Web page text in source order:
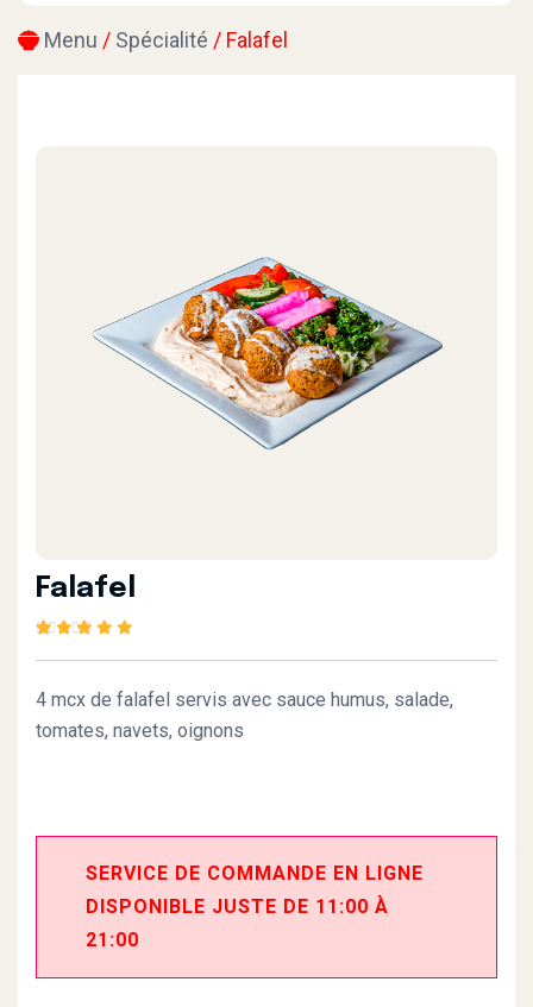
Menu / Spécialité / Falafel
Falafel
5 based on
4 mcx de falafel servis avec sauce humus, salade,
tomates, navets, oignons
SERVICE DE COMMANDE EN LIGNE
DISPONIBLE JUSTE DE 11:00 À
21:00